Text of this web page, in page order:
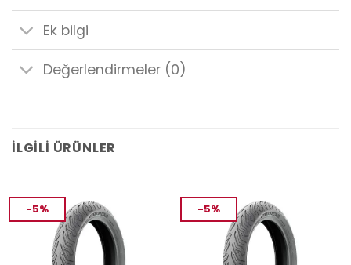
Ek bilgi
Değerlendirmeler (0)
İLGILI ÜRÜNLER
-5% -5%